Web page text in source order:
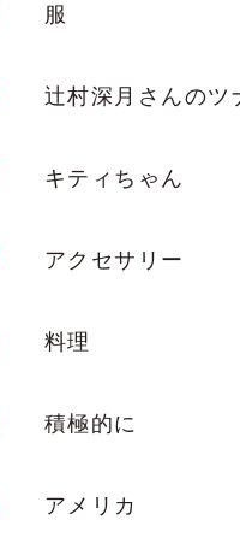
服
辻村深月さんのツ
キティちゃん
アクセサリー
料理
積極的に
アメリカ